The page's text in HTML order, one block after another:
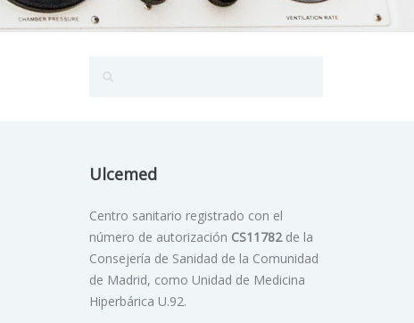
Ulcemed
Centro sanitario registrado con el
número de autorización CS11782de la
Consejería de Sanidad de la Comunidad
de Madrid, como Unidad de Medicina
Hiperbárica U.92.